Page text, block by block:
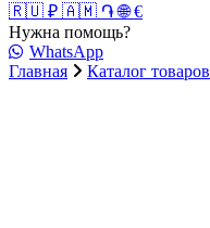
🇷🇺 ₽ 🇦🇲 ֏🌐 €
Нужна помощь?
WhatsApp
Главная
Каталог товаров